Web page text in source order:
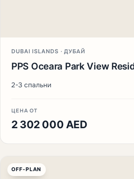
DUBAI ISLANDS · ДУБАЙ
PPS Oceara Park View
2-3 спальни
ЦЕНА ОТ
2 302 000 AED
OFF-PLAN